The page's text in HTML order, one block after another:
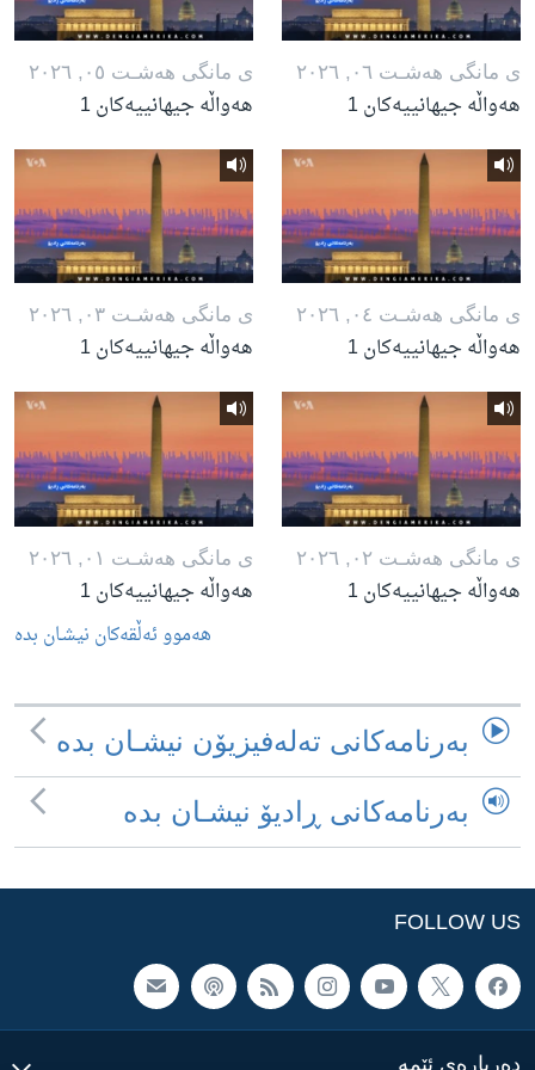
ی مانگی هه‌شـت ٠٦, ٢٠٢٦
هەواڵە جیهانییەکان 1
ی مانگی هه‌شـت ٠٥, ٢٠٢٦
هەواڵە جیهانییەکان 1
ی مانگی هه‌شـت ٠٤, ٢٠٢٦
هەواڵە جیهانییەکان 1
ی مانگی هه‌شـت ٠٣, ٢٠٢٦
هەواڵە جیهانییەکان 1
ی مانگی هه‌شـت ٠٢, ٢٠٢٦
هەواڵە جیهانییەکان 1
ی مانگی هه‌شـت ٠١, ٢٠٢٦
هەواڵە جیهانییەکان 1
هه‌موو ئه‌ڵقه‌کان نیشـان بده‌
به‌رنامه‌کانی ته‌له‌فیزیۆن نیشـان بده‌
به‌رنامه‌کانی ڕادیۆ نیشـان بده‌
FOLLOW US
ده‌رباره‌ی ئێمه‌